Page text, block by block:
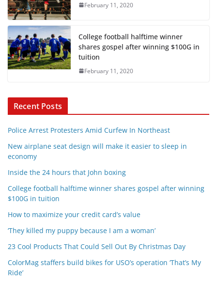
February 11, 2020
College football halftime winner
shares gospel after winning $100G in
tuition
February 11, 2020
Recent Posts
Police Arrest Protesters Amid Curfew In Northeast
New airplane seat design will make it easier to sleep in
economy
Inside the 24 hours that John boxing
College football halftime winner shares gospel after winning
$100G in tuition
How to maximize your credit card’s value
‘They killed my puppy because I am a woman’
23 Cool Products That Could Sell Out By Christmas Day
ColorMag staffers build bikes for USO’s operation ‘That’s My
Ride’